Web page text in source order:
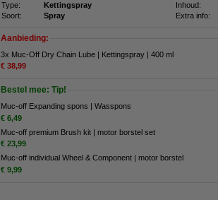
Type:
Kettingspray Inhoud:
Soort:
Spray Extra info:
Aanbieding:
3x Muc-Off Dry Chain Lube | Kettingspray | 400 ml
€ 38,99
Bestel mee: Tip!
Muc-off Expanding spons | Wasspons
€ 6,49
Muc-off premium Brush kit | motor borstel set
€ 23,99
Muc-off individual Wheel & Component | motor borstel
€ 9,99